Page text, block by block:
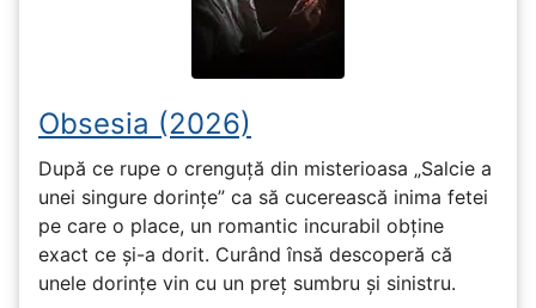
Obsesia (2026)
După ce rupe o crenguță din misterioasa „Salcie a
unei singure dorințe” ca să cucerească inima fetei
pe care o place, un romantic incurabil obține
exact ce și-a dorit. Curând însă descoperă că
unele dorințe vin cu un preț sumbru și sinistru.